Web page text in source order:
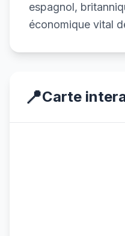
espagnol,
économique vital
📍Carte